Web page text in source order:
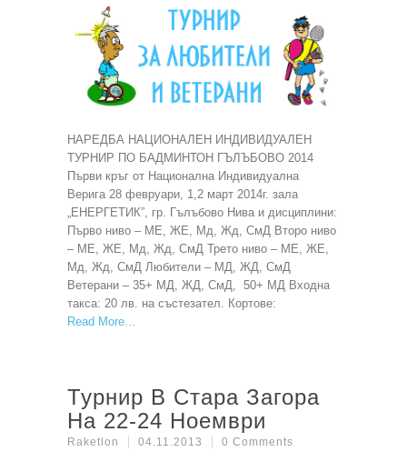
НАРЕДБА НАЦИОНАЛЕН ИНДИВИДУАЛЕН
ТУРНИР ПО БАДМИНТОН ГЪЛЪБОВО 2014
Първи кръг от Национална Индивидуална
Верига 28 февруари, 1,2 март 2014г. зала
„ЕНЕРГЕТИК”, гр. Гълъбово Нива и дисциплини:
Първо ниво – МЕ, ЖЕ, Мд, Жд, СмД Второ ниво
– МЕ, ЖЕ, Мд, Жд, СмД Трето ниво – МЕ, ЖЕ,
Мд, Жд, СмД Любители – МД, ЖД, СмД
Ветерани – 35+ МД, ЖД, СмД, 50+ МД Входна
такса: 20 лв. на състезател. Кортове:
Read More
Турнир В Стара Загора
На 22-24 Ноември
Raketlon 04.11.2013 0 Comments